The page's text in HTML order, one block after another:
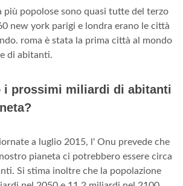
più popolose sono quasi tutte del terzo
new york parigi e londra erano le città
roma è stata la prima città al mondo
di abitanti.
i prossimi miliardi di abitanti
a luglio 2015, l' Onu prevede che
pianeta ci potrebbero essere circa
Si stima inoltre che la popolazione